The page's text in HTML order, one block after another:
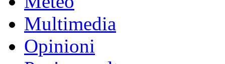
Multimedia
Opinioni